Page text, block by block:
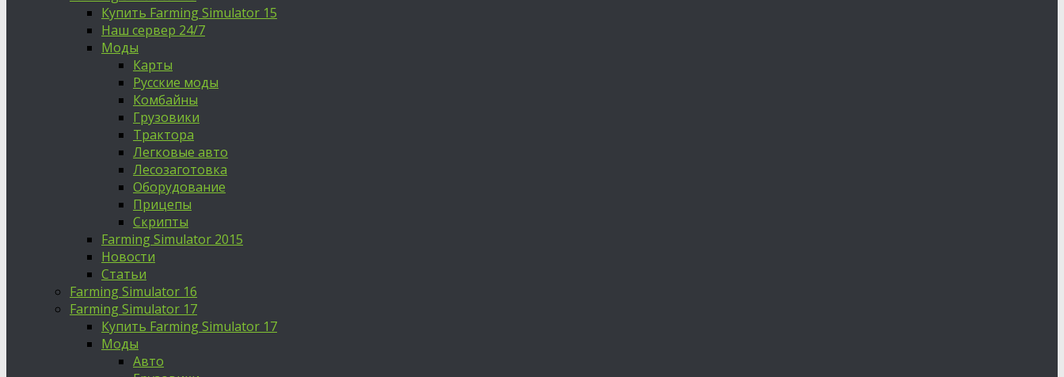
Купить Farming Simulator 15
Наш сервер 24/7
Моды
Карты
Русские моды
Комбайны
Грузовики
Трактора
Легковые авто
Лесозаготовка
Оборудование
Прицепы
Скрипты
Farming Simulator 2015
Новости
Статьи
Farming Simulator 16
Farming Simulator 17
Купить Farming Simulator 17
Моды
Авто